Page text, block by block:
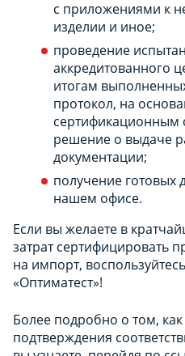
с приложениями к
изделии и иное;
проведение
аккредитованного
итогам
протокол, на
сертификационным
решение о выдаче
документации;
получение готовых
нашем офисе.
Если вы желаете в
затрат сертифицировать
на импорт,
«Оптиматест»!
Более подробно о том,
подтверждения